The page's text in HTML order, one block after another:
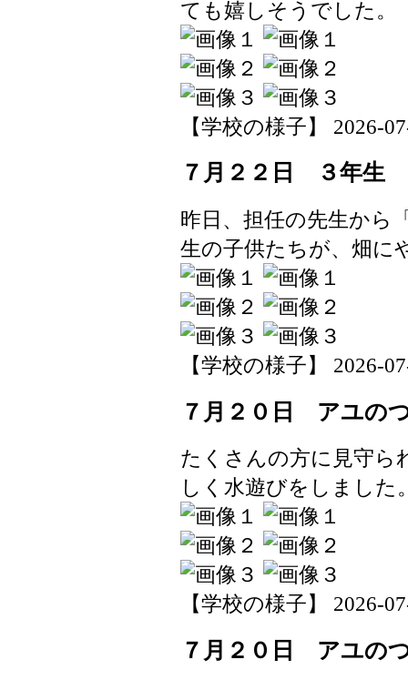
ても嬉しそうでした。
【学校の様子】 2026-
７月２２日 ３年生
昨日、担任の先生から
生の子供たちが、畑に
【学校の様子】 2026-
７月２０日 アユの
たくさんの方に見守ら
しく水遊びをしました
【学校の様子】 2026-
７月２０日 アユの